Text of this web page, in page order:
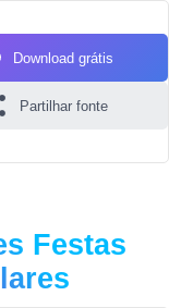
Download grátis
Partilhar fonte
Festas